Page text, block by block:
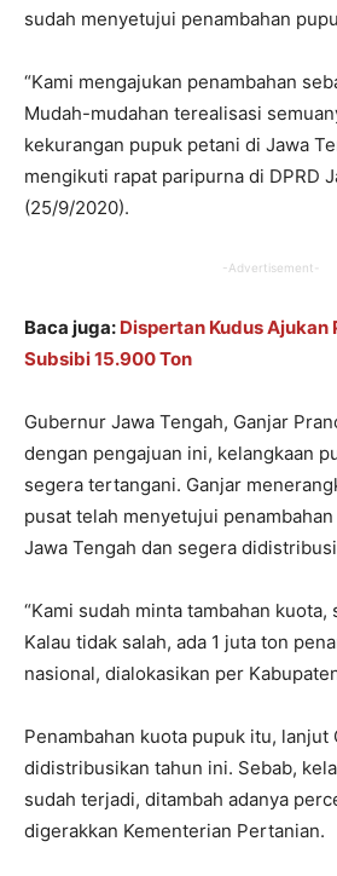
sudah menyetujui penambahan
“Kami mengajukan penambahan
Mudah-mudahan terealisasi
kekurangan pupuk petani di Jawa
mengikuti rapat paripurna di DPRD
(25/9/2020).
-Advertisement-
Baca juga: Dispertan Kudus Ajukan
Subsibi 15.900 Ton
Gubernur Jawa Tengah, Ganjar
dengan pengajuan ini, kelangkaan
segera tertangani. Ganjar
pusat telah menyetujui
Jawa Tengah dan segera
“Kami sudah minta tambahan kuota,
Kalau tidak salah, ada 1 juta ton
nasional, dialokasikan per
Penambahan kuota pupuk itu, lanjut
didistribusikan tahun ini. Sebab,
sudah terjadi, ditambah adanya
digerakkan Kementerian Pertanian.